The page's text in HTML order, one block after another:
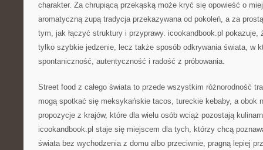
charakter. Za chrupiącą przekąską może kryć się opowieść o
aromatyczną zupą tradycja przekazywana od pokoleń, a za
tym, jak łączyć struktury i przyprawy. icookandbook.pl pokazuje,
tylko szybkie jedzenie, lecz także sposób odkrywania świata, w
spontaniczność, autentyczność i radość z próbowania.
Street food z całego świata to przede wszystkim różnorodność
mogą spotkać się meksykańskie tacos, tureckie kebaby, a obok
propozycje z krajów, które dla wielu osób wciąż pozostają
icookandbook.pl staje się miejscem dla tych, którzy chcą
świata bez wychodzenia z domu albo przeciwnie, pragną lepiej